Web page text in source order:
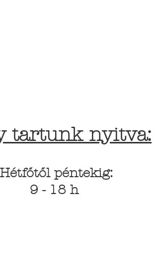
tartunk nyitva:
Hétfőtől péntekig:
9 - 18 h